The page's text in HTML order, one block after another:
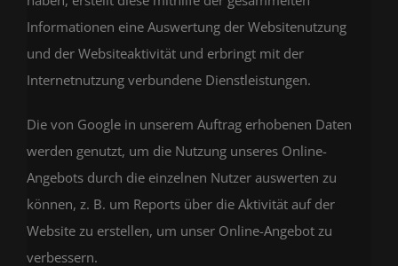
Informationen eine Auswertung der Websitenutzung
und der Websiteaktivität und erbringt mit der
Internetnutzung verbundene Dienstleistungen.
Die von Google in unserem Auftrag erhobenen Daten
werden genutzt, um die Nutzung unseres Online-
Angebots durch die einzelnen Nutzer auswerten zu
können, z. B. um Reports über die Aktivität auf der
Website zu erstellen, um unser Online-Angebot zu
verbessern.